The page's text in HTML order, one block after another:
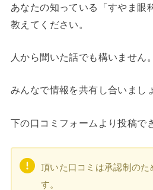
あなたの知っている「すやま眼
教えてください。
人から聞いた話でも構いません。
みんなで情報を共有し合いまし
下の口コミフォームより投稿で
頂いた口コミは承認制のた
す。